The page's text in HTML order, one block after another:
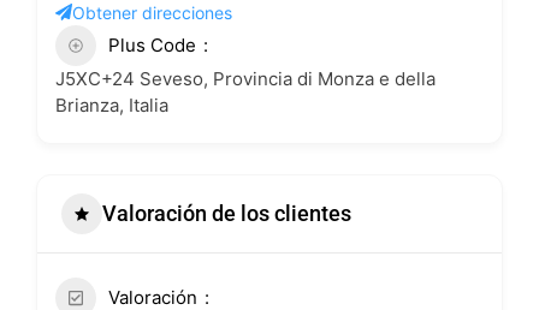
Obtener direcciones
Plus Code
J5XC+24 Seveso, Provincia di Monza e della
Brianza, Italia
Valoración de los clientes
Valoración